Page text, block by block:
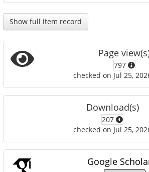
Show full item record
Page
797
checked on Jul 25,
Download(s)
207
checked on Jul 25,
Google